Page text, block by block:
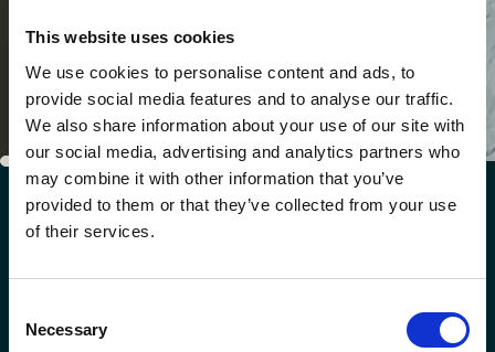
This website uses cookies
We use cookies to personalise content and ads, to
provide social media features and to analyse our traffic.
We also share information about your use of our site with
our social media, advertising and analytics partners who
may combine it with other information that you’ve
provided to them or that they’ve collected from your use
of their services.
Selection
Necessary
GALERIE
Un aperçu de nos hôtels